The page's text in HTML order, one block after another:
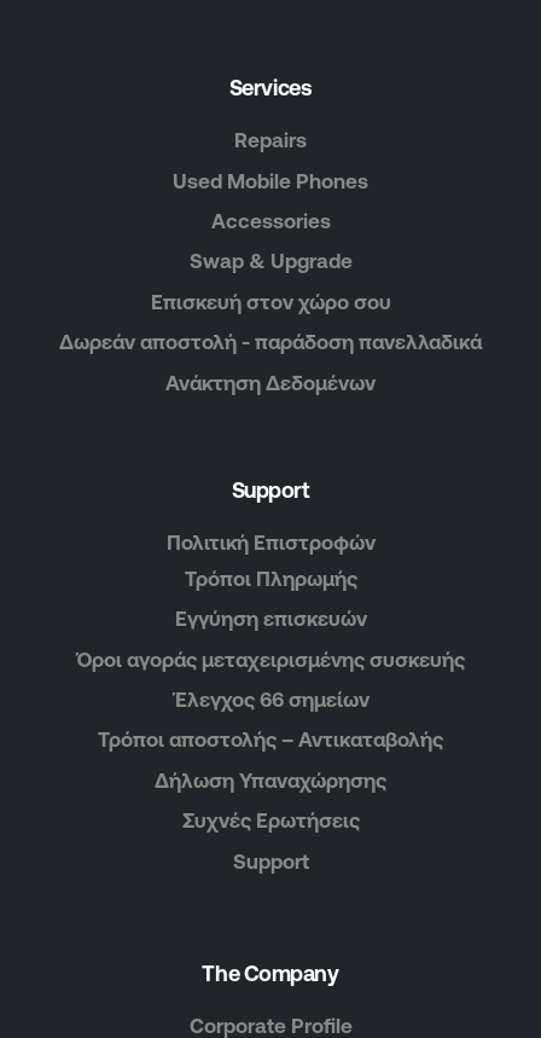
Services
Repairs
Used Mobile Phones
Accessories
Swap & Upgrade
Επισκευή στον χώρο σου
Δωρεάν αποστολή - παράδοση πανελλαδικά
Ανάκτηση Δεδομένων
Support
Πολιτική Επιστροφών
Τρόποι Πληρωμής
Εγγύηση επισκευών
Όροι αγοράς μεταχειρισμένης συσκευής
Έλεγχος 66 σημείων
Τρόποι αποστολής – Αντικαταβολής
Δήλωση Υπαναχώρησης
Συχνές Ερωτήσεις
Support
The Company
Corporate Profile